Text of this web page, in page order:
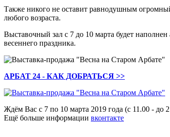
Также никого не оставит равнодушным
любого возраста.
Выставочный зал с 7 до 10 марта будет
весеннего праздника.
АРБАТ 24 - КАК ДОБРАТЬСЯ >>
Ждём Вас с 7 по 10 марта 2019 года (с 11.00 - до
Ещё больше информации вконтакте